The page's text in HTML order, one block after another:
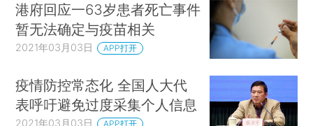
港府回应一63岁患者死亡事件
暂无法确定与疫苗相关
2021年03月03日 APP打开
疫情防控常态化 全国人大代
表呼吁避免过度采集个人信息
2021年03月03日 APP打开